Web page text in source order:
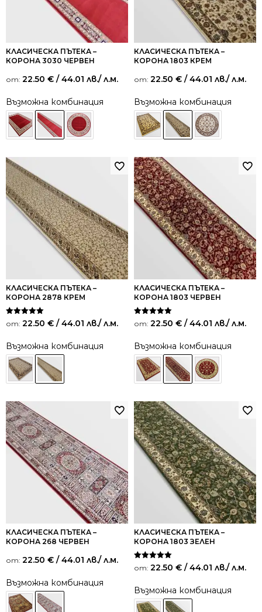
КЛАСИЧЕСКА ПЪТЕКА –
КОРОНА 3030 ЧЕРВЕН
от: 22.50 € / 44.01 лв./ л.м.
Възможна комбинация
КЛАСИЧЕСКА ПЪТЕКА –
КОРОНА 1803 КРЕМ
от: 22.50 € / 44.01 лв./ л.м.
Възможна комбинация
КЛАСИЧЕСКА ПЪТЕКА –
КОРОНА 2878 КРЕМ
Оценено на
5.00
от: 22.50 € / 44.01 лв./ л.м.
Възможна комбинация
КЛАСИЧЕСКА ПЪТЕКА –
КОРОНА 1803 ЧЕРВЕН
Оценено на
5.00
от: 22.50 € / 44.01 лв./ л.м.
Възможна комбинация
КЛАСИЧЕСКА ПЪТЕКА –
КОРОНА 268 ЧЕРВЕН
от: 22.50 € / 44.01 лв./ л.м.
Възможна комбинация
КЛАСИЧЕСКА ПЪТЕКА –
КОРОНА 1803 ЗЕЛЕН
Оценено на
5.00
от: 22.50 € / 44.01 лв./ л.м.
Възможна комбинация